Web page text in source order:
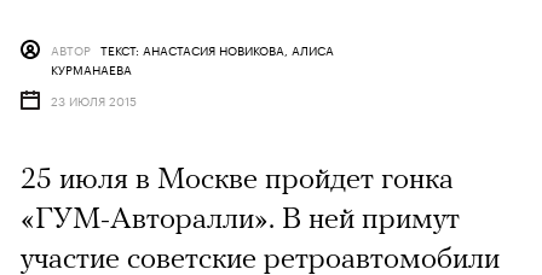
АВТОР ТЕКСТ: АНАСТАСИЯ НОВИКОВА, АЛИСА
КУРМАНАЕВА
23 ИЮЛЯ 2015
25 июля в Москве пройдет гонка
«ГУМ-Авторалли». В ней примут
участие советские ретроавтомобили